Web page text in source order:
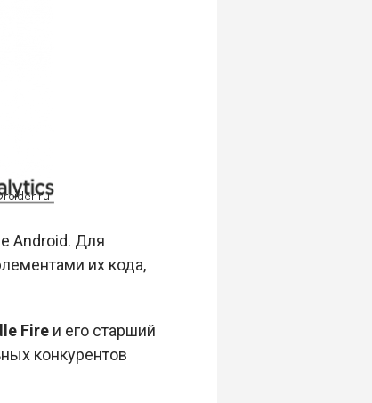
Android. Для
их кода,
Fireи его старший
конкурентов